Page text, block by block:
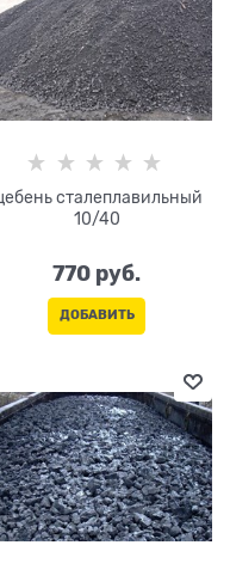
сталеплавильный
10/40
770 руб.
ДОБАВИТЬ